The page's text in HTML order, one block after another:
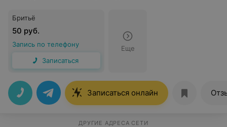
Бритьё
50 руб.
Запись по телефону
Записаться
Еще
Записаться онлайн
ДРУГИЕ АДРЕСА СЕТИ